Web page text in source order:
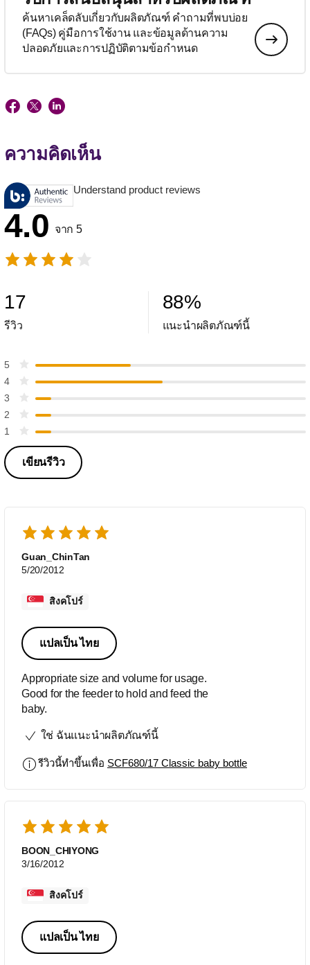
ค้นหาเคล็ดลับเกี่ยวกับผลิตภัณฑ์ คำถามที่พบบ่อย
(FAQs) คู่มือการใช้งาน และข้อมูลด้านความ
ปลอดภัยและการปฏิบัติตามข้อกำหนด
ความคิดเห็น
Understand product reviews
4.0 จาก 5
17
รีวิว
88%
แนะนำผลิตภัณฑ์นี้
5
4
3
2
1
เขียนรีวิว
Guan_ChinTan
5/20/2012
สิงคโปร์
แปลเป็น ไทย
Appropriate size and volume for usage.
Good for the feeder to hold and feed the
baby.
ใช่ ฉันแนะนำผลิตภัณฑ์นี้
รีวิวนี้ทำขึ้นเพื่อ SCF680/17 Classic baby bottle
BOON_CHIYONG
3/16/2012
สิงคโปร์
แปลเป็น ไทย